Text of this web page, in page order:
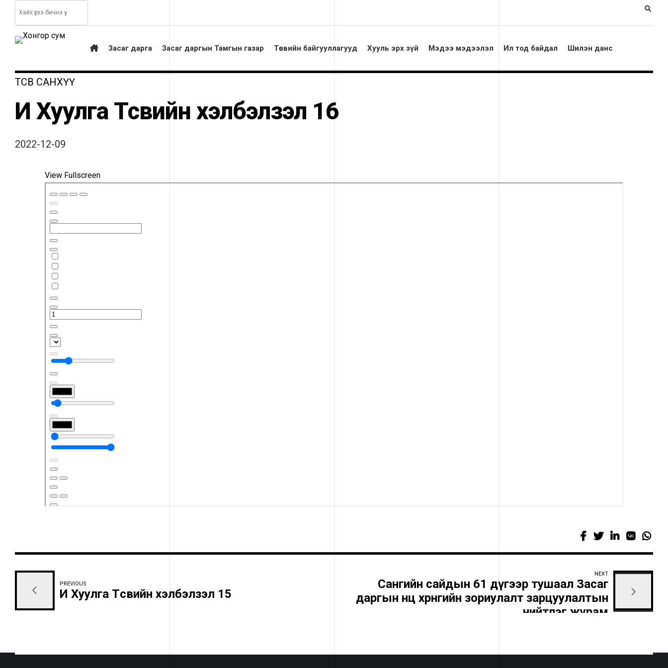
Засаг дарга Засаг даргын Тамгын газар Төсвийн байгууллагууд Хууль эрх зүй Мэдээ мэдээлэл Ил тод байдал Шилэн данс
ТӨСӨВ САНХҮҮ
И Хуулга Төсвийн хэлбэлзэл 16
2022-12-09
View Fullscreen
PREVIOUS
И Хуулга Төсвийн хэлбэлзэл 15
NEXT
Сангийн сайдын 61 дүгээр тушаал Засаг
даргын нөөц хөрөнгийн зориулалт зарцуулалтын
нийтлэг журам